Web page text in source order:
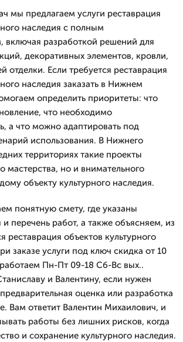
мы предлагаем услуги реставрация
наследия с полным
включая разработкой решений для
декоративных элементов, кровли,
отделки. Если требуется реставрация
наследия заказать в Нижнем
определить приоритеты: что
что необходимо
а что можно адаптировать под
использования. В Нижнего
территориях такие проекты
мастерства, но и внимательного
объекту культурного наследия.
понятную смету, где указаны
перечень работ, а также объясняем, из
реставрация объектов культурного
заказе услуги под ключ скидка от 10
Пн-Пт 09-18 Сб-Вс вых..
и Валентину, если нужен
оценка или разработка
Вам ответит Валентин Михаилович, и
работы без лишних рисков, когда
и сохранение культурного наследия.